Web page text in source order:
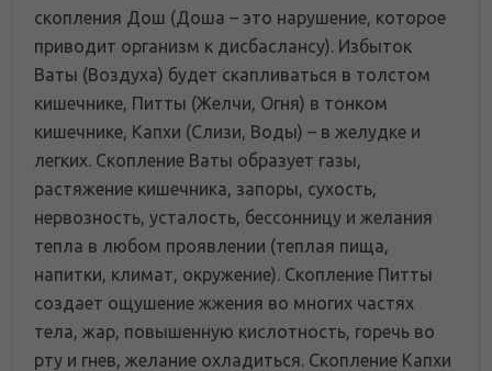
скопления Дош (Доша – это нарушение, которое
приводит организм к дисбаслансу). Избыток
Ваты (Воздуха) будет скапливаться в толстом
кишечнике, Питты (Желчи, Огня) в тонком
кишечнике, Капхи (Слизи, Воды) – в желудке и
легких. Скопление Ваты образует газы,
растяжение кишечника, запоры, сухость,
нервозность, усталость, бессонницу и желания
тепла в любом проявлении (теплая пища,
напитки, климат, окружение). Скопление Питты
создает ощушение жжения во многих частях
тела, жар, повышенную кислотность, горечь во
рту и гнев, желание охладиться. Скопление Капхи